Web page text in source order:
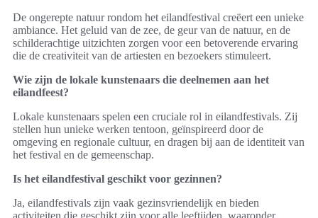
De ongerepte natuur rondom het eilandfestival creëert een unieke
ambiance. Het geluid van de zee, de geur van de natuur, en de
schilderachtige uitzichten zorgen voor een betoverende ervaring
die de creativiteit van de artiesten en bezoekers stimuleert.
Wie zijn de lokale kunstenaars die deelnemen aan het
eilandfeest?
Lokale kunstenaars spelen een cruciale rol in eilandfestivals. Zij
stellen hun unieke werken tentoon, geïnspireerd door de
omgeving en regionale cultuur, en dragen bij aan de identiteit van
het festival en de gemeenschap.
Is het eilandfestival geschikt voor gezinnen?
Ja, eilandfestivals zijn vaak gezinsvriendelijk en bieden
activiteiten die geschikt zijn voor alle leeftijden, waaronder